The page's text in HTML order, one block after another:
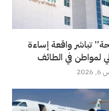
تباشر واقعة إساءة
لمواطن في الطائف